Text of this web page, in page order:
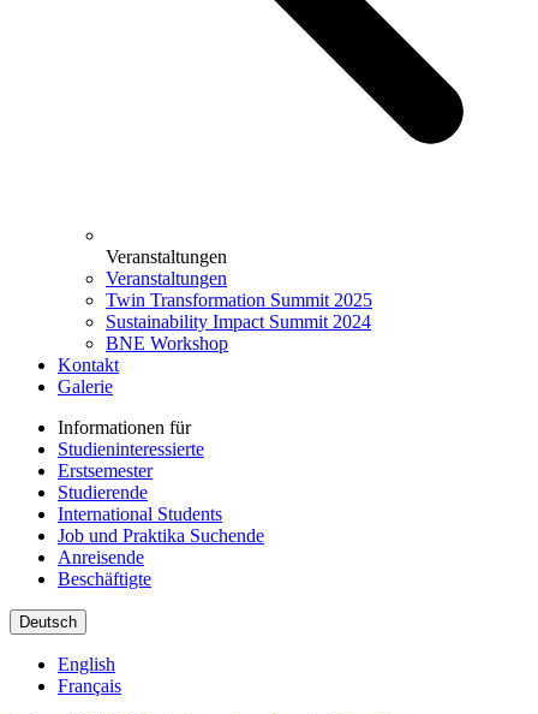
Veranstaltungen
Veranstaltungen
Twin Transformation Summit 2025
Sustainability Impact Summit 2024
BNE Workshop
Kontakt
Galerie
Informationen für
Studieninteressierte
Erstsemester
Studierende
International Students
Job und Praktika Suchende
Anreisende
Beschäftigte
Deutsch
English
Français